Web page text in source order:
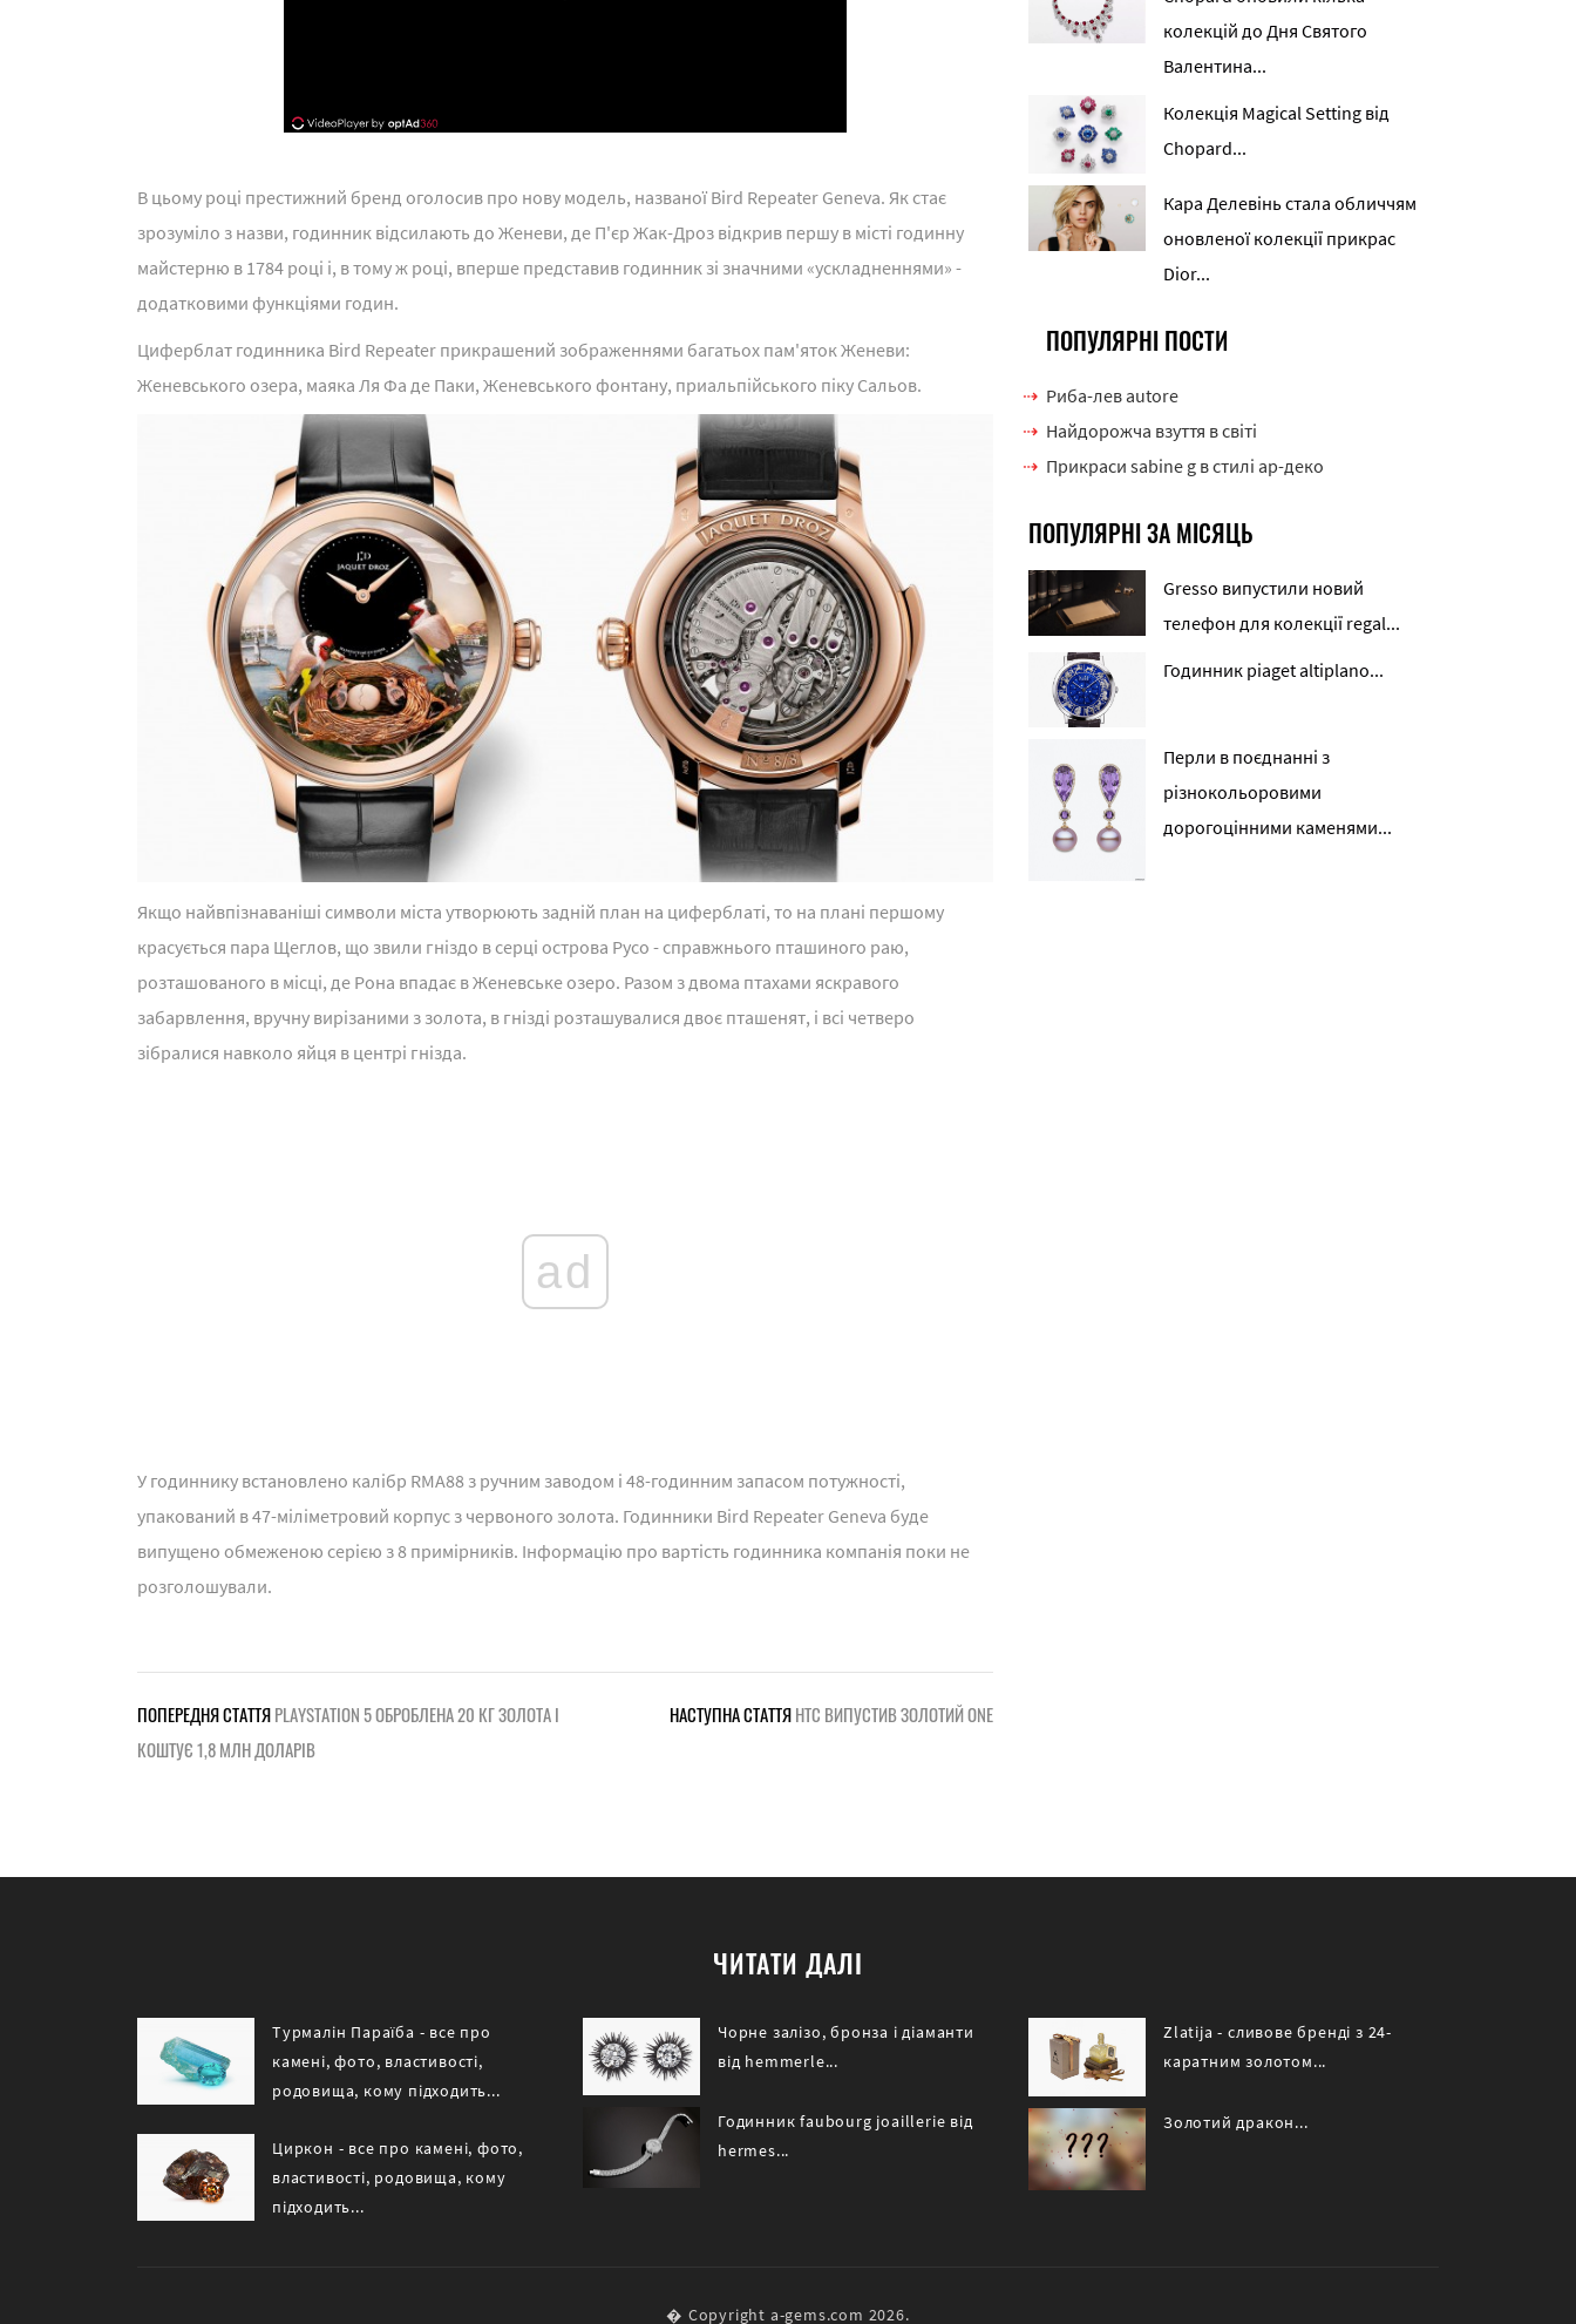
В цьому році престижний бренд оголосив про нову модель, названої Bird Repeater Geneva. Як стає
зрозуміло з назви, годинник відсилають до Женеви, де П'єр Жак-Дроз відкрив першу в місті годинну
майстерню в 1784 році і, в тому ж році, вперше представив годинник зі значними «ускладненнями» -
додатковими функціями годин.
Циферблат годинника Bird Repeater прикрашений зображеннями багатьох пам'яток Женеви:
Женевського озера, маяка Ля Фа де Паки, Женевського фонтану, приальпійського піку Сальов.
Якщо найвпізнаваніші символи міста утворюють задній план на циферблаті, то на плані першому
красується пара Щеглов, що звили гніздо в серці острова Русо - справжнього пташиного раю,
розташованого в місці, де Рона впадає в Женевське озеро. Разом з двома птахами яскравого
забарвлення, вручну вирізаними з золота, в гнізді розташувалися двоє пташенят, і всі четверо
зібралися навколо яйця в центрі гнізда.
ad
У годиннику встановлено калібр RMA88 з ручним заводом і 48-годинним запасом потужності,
упакований в 47-міліметровий корпус з червоного золота. Годинники Bird Repeater Geneva буде
випущено обмеженою серією з 8 примірників. Інформацію про вартість годинника компанія поки не
розголошували.
ПОПЕРЕДНЯ СТАТТЯPLAYSTATION 5 ОБРОБЛЕНА 20 КГ ЗОЛОТА І
КОШТУЄ 1,8 МЛН ДОЛАРІВ
НАСТУПНА СТАТТЯHTC ВИПУСТИВ ЗОЛОТИЙ ONE
колекцій до Дня Святого
Валентина...
Колекція Magical Setting від
Chopard...
Кара Делевінь стала обличчям
оновленої колекції прикрас
Dior...
ПОПУЛЯРНІ ПОСТИ
Риба-лев autore
Найдорожча взуття в світі
Прикраси sabine g в стилі ар-деко
ПОПУЛЯРНІ ЗА МІСЯЦЬ
Gresso випустили новий
телефон для колекції regal...
Годинник piaget altiplano...
Перли в поєднанні з
різнокольоровими
дорогоцінними каменями...
ЧИТАТИ ДАЛІ
Турмалін Параїба - все про
камені, фото, властивості,
родовища, кому підходить...
Циркон - все про камені, фото,
властивості, родовища, кому
підходить...
Чорне залізо, бронза і діаманти
від hemmerle...
Годинник faubourg joaillerie від
hermes...
Zlatija - сливове бренді з 24-
каратним золотом...
Золотий дракон...
� Copyright a-gems.com 2026.